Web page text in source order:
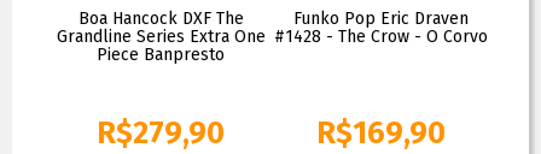
Boa Hancock DXF The
Grandline Series Extra One
Piece Banpresto
R$279,90
Funko Pop Eric Draven
#1428 - The Crow - O Corvo
R$169,90